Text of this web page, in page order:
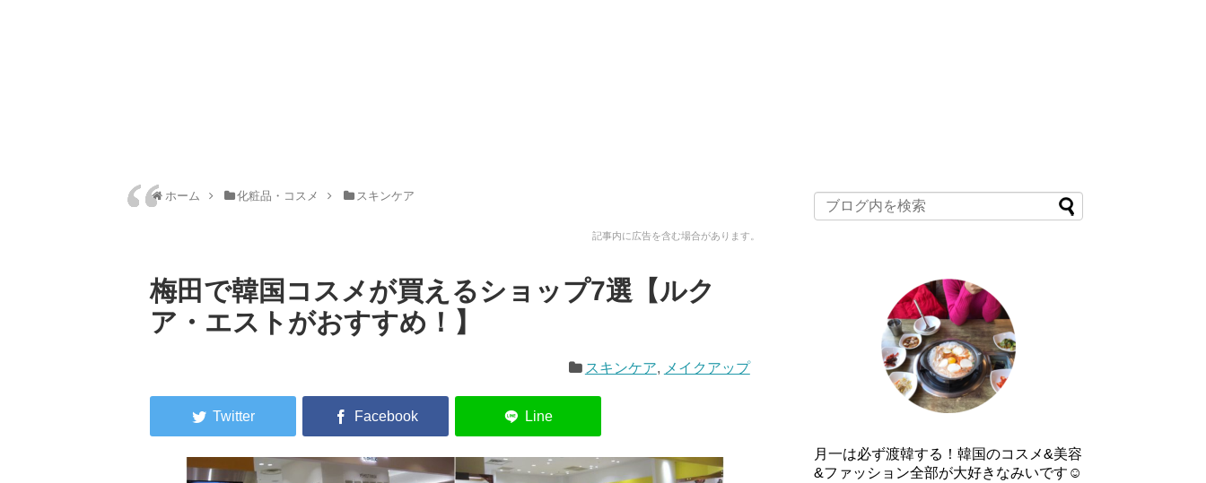
ホーム 化粧品・コスメ スキンケア
記事内に広告を含む場合があります。
梅田で韓国コスメが買えるショップ7選【ルク
ア・エストがおすすめ！】
スキンケア, メイクアップ
月一は必ず渡韓する！韓国のコスメ&美容
&ファッション全部が大好きなみいです☺